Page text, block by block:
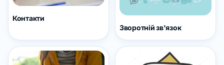
Контакти
Зворотній зв'язок